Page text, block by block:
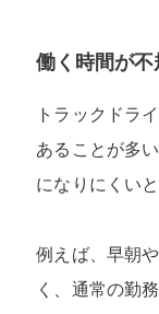
働く時間が不
トラックドラ
あることが多
になりにくい
例えば、早朝
く、通常の勤